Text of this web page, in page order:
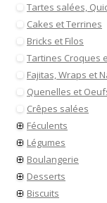
Tartes salées,
Cakes et Terrines
Bricks et Filos
Tartines Croques
Fajitas, Wraps et
Quenelles et
Crêpes salées
Féculents
Légumes
Boulangerie
Desserts
Biscuits